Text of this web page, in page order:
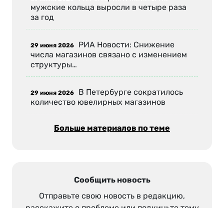
мужские кольца выросли в четыре раза
за год
29 июня 2026 РИА Новости: Снижение
числа магазинов связано с изменением
структуры…
29 июня 2026 В Петербурге сократилось
количество ювелирных магазинов
Больше материалов по теме
Сообщить новость
Отправьте свою новость в редакцию,